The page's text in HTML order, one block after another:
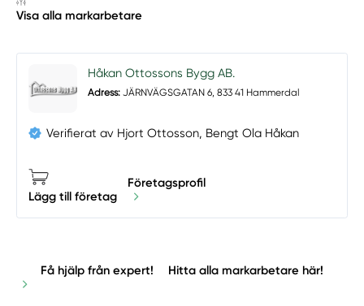
Visa alla markarbetare
Håkan Ottossons Bygg AB.
Adress: JÄRNVÄGSGATAN 6, 833 41 Hammerdal
Verifierat av Hjort Ottosson, Bengt Ola Håkan
Lägg till företag
Företagsprofil
Få hjälp från expert! Hitta alla markarbetare här!